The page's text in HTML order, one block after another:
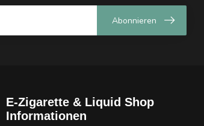
Abonnieren
E-Zigarette & Liquid Shop
Informationen